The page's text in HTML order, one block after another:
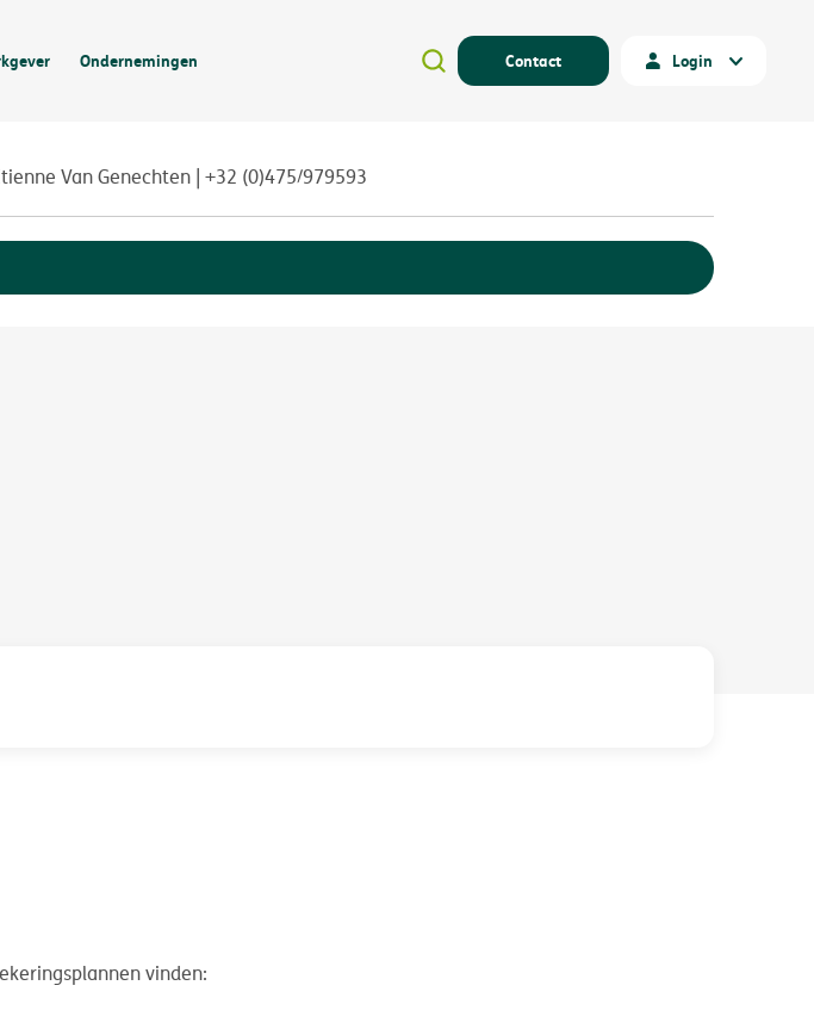
Ondernemingen Contact Login
Van Genechten | +32 (0)475/979593
vinden: